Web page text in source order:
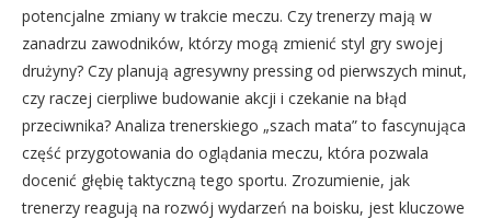
potencjalne zmiany w trakcie meczu. Czy trenerzy mają w
zanadrzu zawodników, którzy mogą zmienić styl gry swojej
drużyny? Czy planują agresywny pressing od pierwszych minut,
czy raczej cierpliwe budowanie akcji i czekanie na błąd
przeciwnika? Analiza trenerskiego „szach mata” to fascynująca
część przygotowania do oglądania meczu, która pozwala
docenić głębię taktyczną tego sportu. Zrozumienie, jak
trenerzy reagują na rozwój wydarzeń na boisku, jest kluczowe